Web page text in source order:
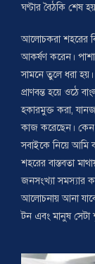
ঘণ্টার বৈঠকি শেষ
আলোচকরা শহরের
আকর্ষণ করেন।
সামনে তুলে ধরা
প্রাণবন্ত হয়ে ওঠে
হকারমুক্ত করা,
কাজ করেছেন। কেন
সবাইকে নিয়ে
শহরের বাস্তবতা
জনসংখ্যা সমস্যার
আলোচনায় আনা যাবে
টন এবং মানুষ সেটা